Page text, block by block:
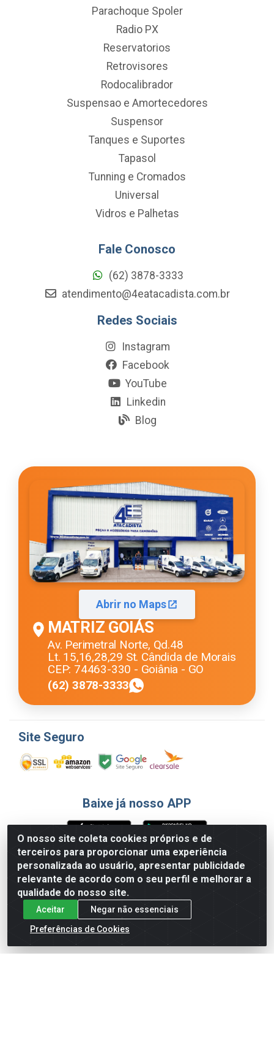
O nosso site coleta cookies próprios e de
terceiros para proporcionar uma experiência
personalizada ao usuário, apresentar publicidade
relevante de acordo com o seu perfil e melhorar a
qualidade do nosso site.
Aceitar
Negar não essenciais
Preferências de Cookies
Parachoque Spoler
Radio PX
Reservatorios
Retrovisores
Rodocalibrador
Suspensao e Amortecedores
Suspensor
Tanques e Suportes
Tapasol
Tunning e Cromados
Universal
Vidros e Palhetas
Fale Conosco
(62) 3878-3333
atendimento@4eatacadista.com.br
Redes Sociais
Instagram
Facebook
YouTube
Linkedin
Blog
Abrir no Maps
MATRIZ GOIÁS
Av. Perimetral Norte, Qd.48
Lt. 15,16,28,29 St. Cândida de Morais
CEP: 74463-330 - Goiânia - GO
(62) 3878-3333
Site Seguro
Baixe já nosso APP
Formas de Pagamento